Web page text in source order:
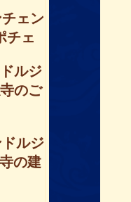
ェン
チェ
ルジ
のご
ルジ
の建